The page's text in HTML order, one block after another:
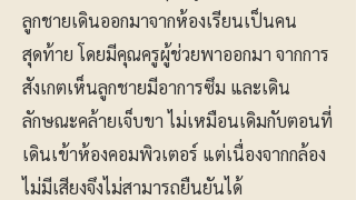
ลูกชายเดินออกมาจากห้องเรียนเป็นคน
สุดท้าย โดยมีคุณครูผู้ช่วยพาออกมา จากการ
สังเกตเห็นลูกชายมีอาการซึม และเดิน
ลักษณะคล้ายเจ็บขา ไม่เหมือนเดิมกับตอนที่
เดินเข้าห้องคอมพิวเตอร์ แต่เนื่องจากกล้อง
ไม่มีเสียงจึงไม่สามารถยืนยันได้